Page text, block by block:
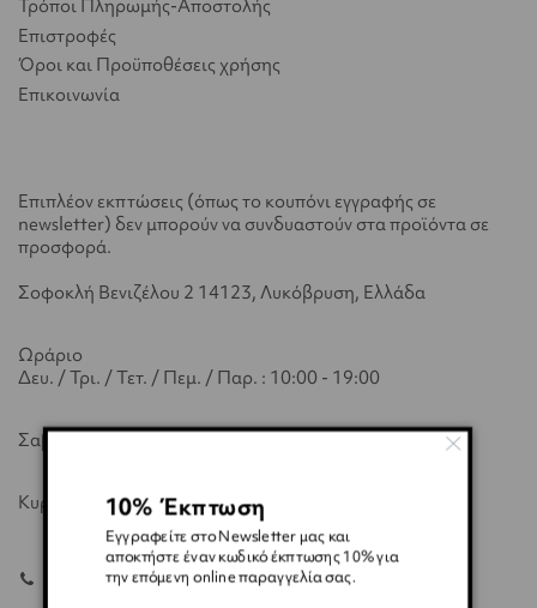
Τρόποι Πληρωμής-Αποστολής
Επιστροφές
Όροι και Προϋποθέσεις χρήσης
Επικοινωνία
Επιπλέον εκπτώσεις (όπως το κουπόνι εγγραφής σε
newsletter) δεν μπορούν να συνδυαστούν στα προϊόντα σε
προσφορά.
Σοφοκλή Βενιζέλου 2 14123, Λυκόβρυση, Ελλάδα
Ωράριο
Δευ. / Τρι. / Τετ. / Πεμ. / Παρ. : 10:00 - 19:00
Σαβ. : 10:00 - 15:00
Κυρ. : Κλειστά
210 2848776
10% Έκπτωση
Εγγραφείτε στο Newsletter μας και
αποκτήστε έναν κωδικό έκπτωσης 10% για
την επόμενη online παραγγελία σας.